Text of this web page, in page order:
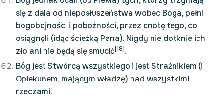
się z dala od nieposłuszeństwa wobec Boga, pełni
bogobojności i pobożności, przez cnotę tego, co
osiągnęli (idąc ścieżką Pana). Nigdy nie dotknie ich
zło ani nie będą się smucić[18].
Bóg jest Stwórcą wszystkiego i jest Strażnikiem (i
Opiekunem, mającym władzę) nad wszystkimi
rzeczami.